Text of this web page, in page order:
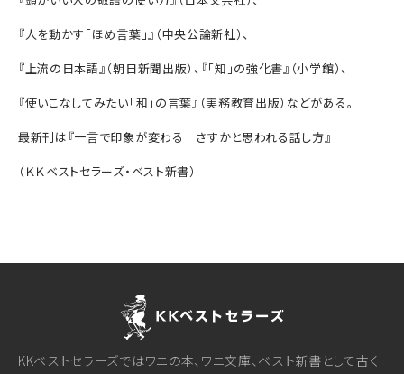
『人を動かす「ほめ言葉」』（中央公論新社）、
『上流の日本語』（朝日新聞出版）、『「知」の強化書』（小学館）、
『使いこなしてみたい「和」の言葉』（実務教育出版）などがある。
最新刊は『一言で印象が変わる さすかと思われる話し方』
（ＫＫベストセラーズ・ベスト新書）
KKベストセラーズではワニの本、ワニ文庫、ベスト新書として古く